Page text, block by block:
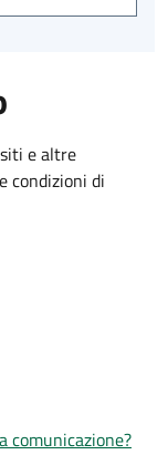
e altre
condizioni di
comunicazione?